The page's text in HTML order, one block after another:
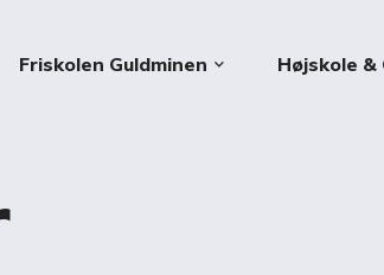
Friskolen Guldminen keyboard_arrow_down Højskole &